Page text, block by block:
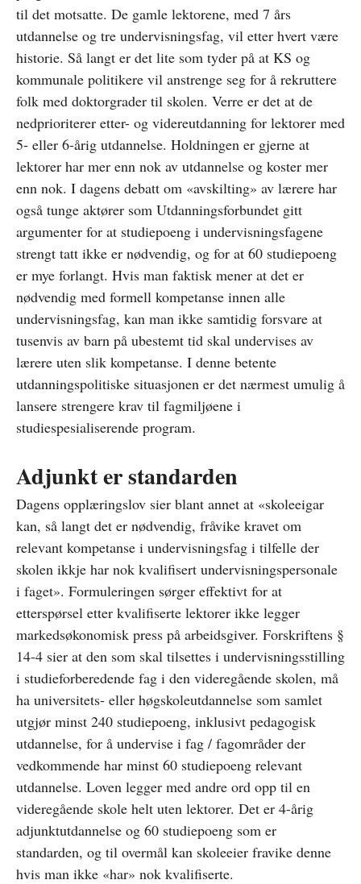
til det motsatte. De gamle lektorene, med 7 års
utdannelse og tre undervisningsfag, vil etter hvert være
historie. Så langt er det lite som tyder på at KS og
kommunale politikere vil anstrenge seg for å rekruttere
folk med doktorgrader til skolen. Verre er det at de
nedprioriterer etter- og videreutdanning for lektorer med
5- eller 6-årig utdannelse. Holdningen er gjerne at
lektorer har mer enn nok av utdannelse og koster mer
enn nok. I dagens debatt om «avskilting» av lærere har
også tunge aktører som Utdanningsforbundet gitt
argumenter for at studiepoeng i undervisningsfagene
strengt tatt ikke er nødvendig, og for at 60 studiepoeng
er mye forlangt. Hvis man faktisk mener at det er
nødvendig med formell kompetanse innen alle
undervisningsfag, kan man ikke samtidig forsvare at
tusenvis av barn på ubestemt tid skal undervises av
lærere uten slik kompetanse. I denne betente
utdanningspolitiske situasjonen er det nærmest umulig å
lansere strengere krav til fagmiljøene i
studiespesialiserende program.
Adjunkt er standarden
Dagens opplæringslov sier blant annet at «skoleeigar
kan, så langt det er nødvendig, fråvike kravet om
relevant kompetanse i undervisningsfag i tilfelle der
skolen ikkje har nok kvalifisert undervisningspersonale
i faget». Formuleringen sørger effektivt for at
etterspørsel etter kvalifiserte lektorer ikke legger
markedsøkonomisk press på arbeidsgiver. Forskriftens §
14-4 sier at den som skal tilsettes i undervisningsstilling
i studieforberedende fag i den videregående skolen, må
ha universitets- eller høgskoleutdannelse som samlet
utgjør minst 240 studiepoeng, inklusivt pedagogisk
utdannelse, for å undervise i fag / fagområder der
vedkommende har minst 60 studiepoeng relevant
utdannelse. Loven legger med andre ord opp til en
videregående skole helt uten lektorer. Det er 4-årig
adjunktutdannelse og 60 studiepoeng som er
standarden, og til overmål kan skoleeier fravike denne
hvis man ikke «har» nok kvalifiserte.